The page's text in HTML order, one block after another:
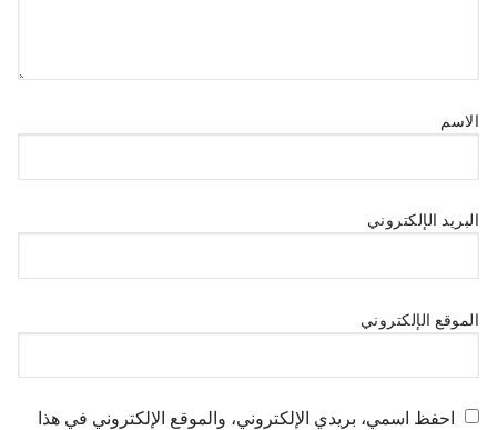
الاسم
البريد الإلكتروني
الموقع الإلكتروني
احفظ اسمي، بريدي الإلكتروني، والموقع الإلكتروني في هذا